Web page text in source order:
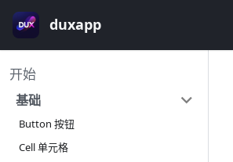
duxapp
开始
基础
Button 按钮
Cell 单元格